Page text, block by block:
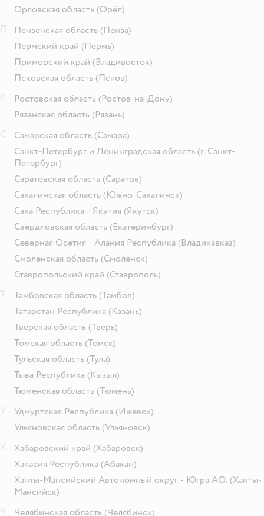
Орловская область (Орёл)
Пензенская область (Пенза)
Пермский край (Пермь)
Приморский край (Владивосток)
Псковская область (Псков)
Ростовская область (Ростов-на-Дону)
Рязанская область (Рязань)
Самарская область (Самара)
Санкт-Петербург и Ленинградская область (г. Санкт-
Петербург)
Саратовская область (Саратов)
Сахалинская область (Южно-Сахалинск)
Саха Республика - Якутия (Якутск)
Свердловская область (Екатеринбург)
Северная Осетия - Алания Республика (Владикавказ)
Смоленская область (Смоленск)
Ставропольский край (Ставрополь)
Тамбовская область (Тамбов)
Татарстан Республика (Казань)
Тверская область (Тверь)
Томская область (Томск)
Тульская область (Тула)
Тыва Республика (Кызыл)
Тюменская область (Тюмень)
Удмуртская Республика (Ижевск)
Ульяновская область (Ульяновск)
Хабаровский край (Хабаровск)
Хакасия Республика (Абакан)
Ханты-Мансийский Автономный округ - Югра АО. (Ханты-
Мансийск)
Челябинская область (Челябинск)